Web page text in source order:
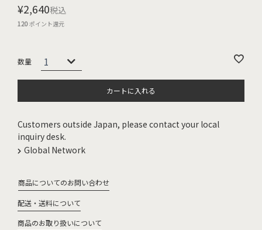
¥2,640税込
120ポイント還元
カートに入れる
Customers outside Japan, please contact your local
inquiry desk.
Global Network
商品についてのお問い合わせ
配送・送料について
商品のお取り扱いについて